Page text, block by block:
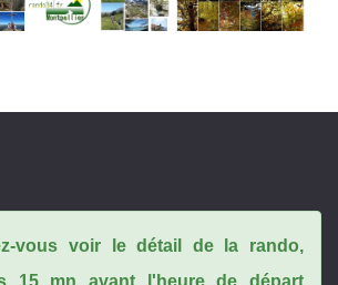
vous voir le détail de la rando,
15 mn avant l'heure de départ